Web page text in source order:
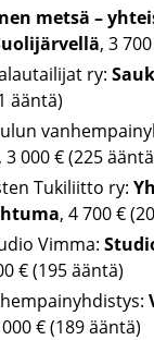
metsä –
, 3
ry:
ääntä)
, 3 000 € (225
Tu­ki­liit­to ry:
, 4 700 €
Vimma:
€ (195 ääntä)
000 € (189 ääntä)